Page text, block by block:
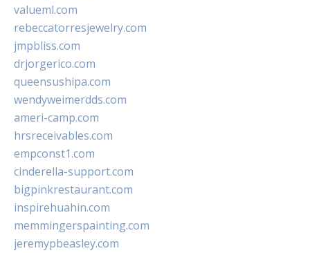
valueml.com
rebeccatorresjewelry.com
jmpbliss.com
drjorgerico.com
queensushipa.com
wendyweimerdds.com
ameri-camp.com
hrsreceivables.com
empconst1.com
cinderella-support.com
bigpinkrestaurant.com
inspirehuahin.com
memmingerspainting.com
jeremypbeasley.com